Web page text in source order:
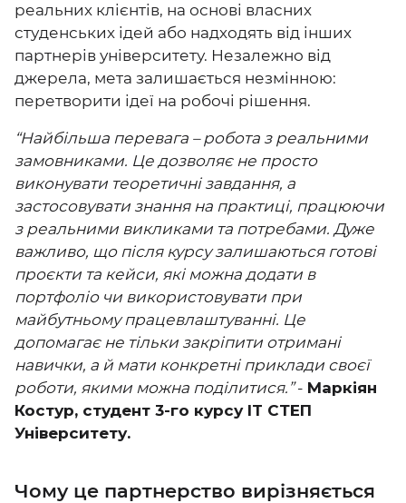
реальних клієнтів, на основі власних
студенських ідей або надходять від інших
партнерів університету. Незалежно від
джерела, мета залишається незмінною:
перетворити ідеї на робочі рішення.
“Найбільша перевага – робота з реальними
замовниками. Це дозволяє не просто
виконувати теоретичні завдання, а
застосовувати знання на практиці, працюючи
з реальними викликами та потребами. Дуже
важливо, що після курсу залишаються готові
проєкти та кейси, які можна додати в
портфоліо чи використовувати при
майбутньому працевлаштуванні. Це
допомагає не тільки закріпити отримані
навички, а й мати конкретні приклади своєї
роботи, якими можна поділитися.”- Маркіян
Костур, студент 3-го курсу IT СТЕП
Університету.
Чому це партнерство вирізняється